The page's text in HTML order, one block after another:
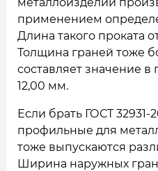
применением
Длина такого проката
Толщина граней тоже
составляет значение в
12,00 мм.
Если брать ГОСТ 32931-
профильные для
тоже выпускаются
Ширина наружных